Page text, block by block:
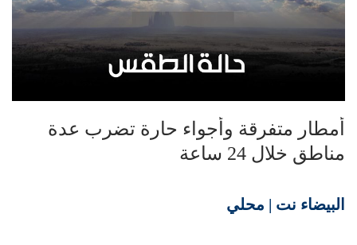
أمطار متفرقة وأجواء حارة تضرب عدة
مناطق خلال 24 ساعة
البيضاء نت | محلي